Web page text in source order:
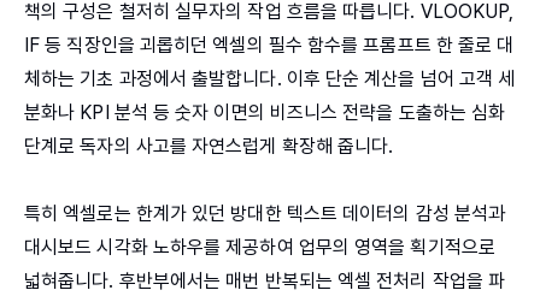
책의 구성은 철저히 실무자의 작업 흐름을 따릅니다. VLOOKUP,
IF 등 직장인을 괴롭히던 엑셀의 필수 함수를 프롬프트 한 줄로 대
체하는 기초 과정에서 출발합니다. 이후 단순 계산을 넘어 고객 세
분화나 KPI 분석 등 숫자 이면의 비즈니스 전략을 도출하는 심화
단계로 독자의 사고를 자연스럽게 확장해 줍니다.
특히 엑셀로는 한계가 있던 방대한 텍스트 데이터의 감성 분석과
대시보드 시각화 노하우를 제공하여 업무의 영역을 획기적으로
넓혀줍니다. 후반부에서는 매번 반복되는 엑셀 전처리 작업을 파